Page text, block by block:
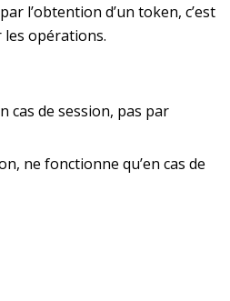
l’obtention d’un token, c’est
opérations.
cas de session, pas par
ne fonctionne qu’en cas de